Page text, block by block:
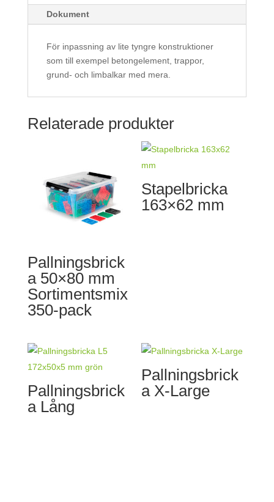
Dokument
För inpassning av lite tyngre konstruktioner
som till exempel betongelement, trappor,
grund- och limbalkar med mera.
Relaterade produkter
Pallningsbrick
a 50×80 mm
Sortimentsmix
350-pack
Stapelbricka
163×62 mm
Pallningsbrick
a Lång
Pallningsbrick
a X-Large